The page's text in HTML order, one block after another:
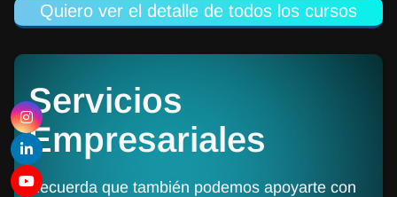
Quiero ver el detalle de todos los cursos
Servicios
Empresariales
Recuerda que también podemos apoyarte con